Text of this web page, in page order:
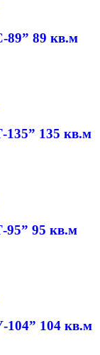
89” 89 кв.м
135” 135 кв.м
95” 95 кв.м
104” 104 кв.м